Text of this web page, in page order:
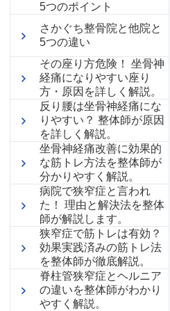
5つのポイント
さかぐち整骨院と他院と
5つの違い
その座り方危険！ 坐骨神
経痛になりやすい座り
方・原因を詳しく解説。
反り腰は坐骨神経痛にな
りやすい？ 整体師が原因
を詳しく解説。
坐骨神経痛改善に効果的
な筋トレ方法を整体師が
分かりやすく解説。
病院で狭窄症と言われ
た！ 理由と解決法を整体
師が解説します。
狭窄症で筋トレは有効？
効果実践済みの筋トレ法
を整体師が徹底解説。
脊柱管狭窄症とヘルニア
の違いを整体師がわかり
やすく解説。